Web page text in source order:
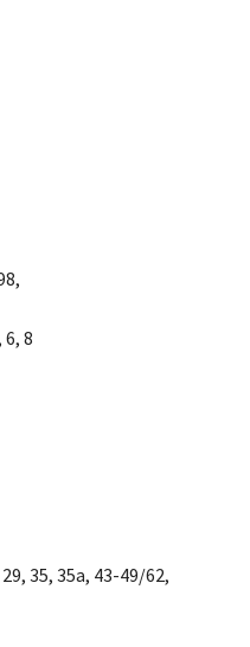
8
35, 35а, 43-49/62,